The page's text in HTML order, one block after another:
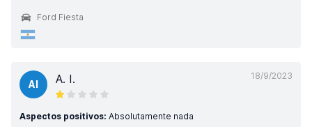
Ford Fiesta
18/9/2023
AI A. I.
Aspectos positivos: Absolutamente nada